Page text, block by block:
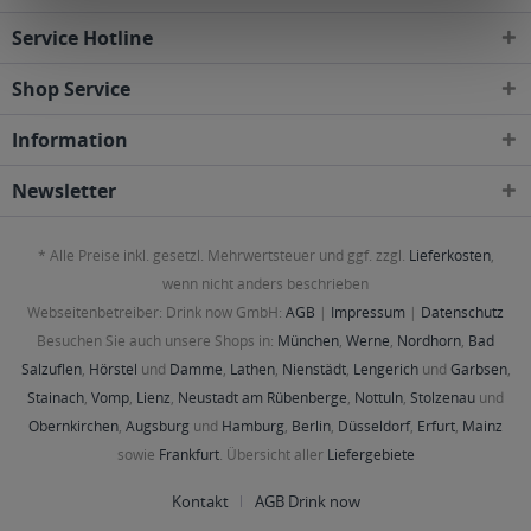
Service Hotline
Shop Service
Information
Newsletter
* Alle Preise inkl. gesetzl. Mehrwertsteuer und ggf. zzgl. Lieferkosten,
wenn nicht anders beschrieben
Webseitenbetreiber: Drink now GmbH: AGB | Impressum | Datenschutz
Besuchen Sie auch unsere Shops in: München, Werne, Nordhorn, Bad
Salzuflen, Hörstel und Damme, Lathen, Nienstädt, Lengerichund Garbsen,
Stainach, Vomp, Lienz, Neustadt am Rübenberge, Nottuln, Stolzenau und
Obernkirchen, Augsburg und Hamburg, Berlin, Düsseldorf, Erfurt, Mainz
sowie Frankfurt. Übersicht aller Liefergebiete
Kontakt AGB Drink now